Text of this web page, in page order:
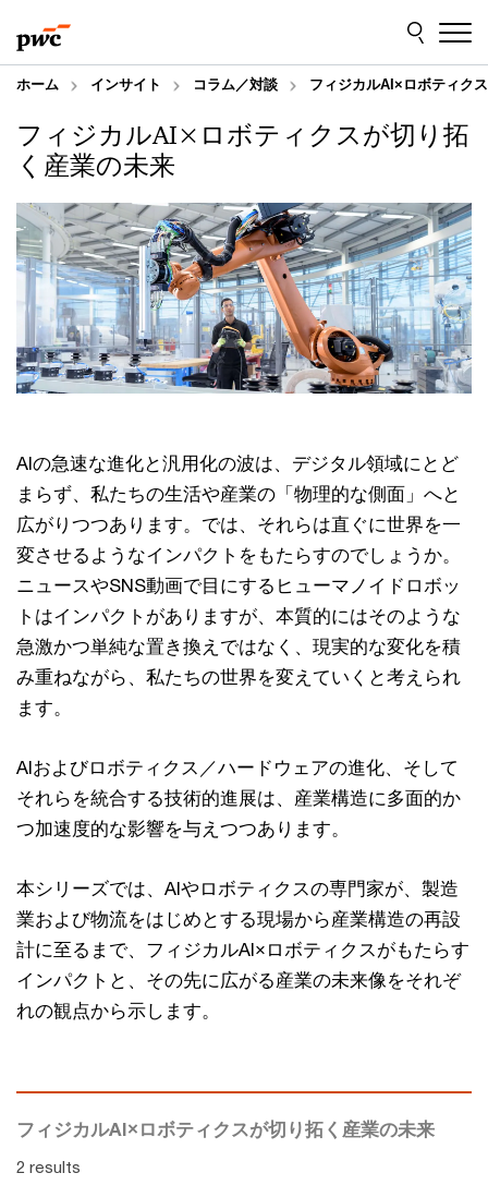
to
content
to
footer
ホーム インサイト コラム／対談 フィジカルAI×ロボティク
フィジカルAI×ロボティクスが切り拓
く産業の未来
AIの急速な進化と汎用化の波は、デジタル領域にとど
まらず、私たちの生活や産業の「物理的な側面」へと
広がりつつあります。では、それらは直ぐに世界を一
変させるようなインパクトをもたらすのでしょうか。
ニュースやSNS動画で目にするヒューマノイドロボッ
トはインパクトがありますが、本質的にはそのような
急激かつ単純な置き換えではなく、現実的な変化を積
み重ねながら、私たちの世界を変えていくと考えられ
ます。
AIおよびロボティクス／ハードウェアの進化、そして
それらを統合する技術的進展は、産業構造に多面的か
つ加速度的な影響を与えつつあります。
本シリーズでは、AIやロボティクスの専門家が、製造
業および物流をはじめとする現場から産業構造の再設
計に至るまで、フィジカルAI×ロボティクスがもたらす
インパクトと、その先に広がる産業の未来像をそれぞ
れの観点から示します。
フィジカルAI×ロボティクスが切り拓く産業の未来
2 results